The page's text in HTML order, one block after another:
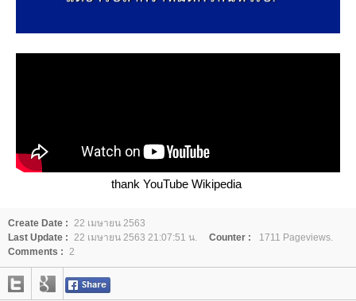
thank YouTube Wikipedia
Create Date : 22 เมษายน 2563
Last Update : 22 เมษายน 2563 21:07:51 น. Counter :
1711 Pageviews.
Comments : 2